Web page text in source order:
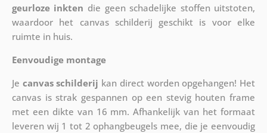
geurloze inkten die geen schadelijke stoffen uitstoten,
waardoor het canvas schilderij geschikt is voor elke
ruimte in huis.
Eenvoudige montage
Je canvas schilderij kan direct worden opgehangen! Het
canvas is strak gespannen op een stevig houten frame
met een dikte van 16 mm. Afhankelijk van het formaat
leveren wij 1 tot 2 ophangbeugels mee, die je eenvoudig